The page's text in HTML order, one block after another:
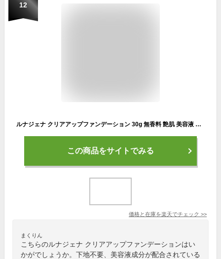
12
ルナジェナ クリアアップファンデーション 30g 無香料 艶肌 美容液 クリーム 下地不要 トーンアップ ファンデーション SPF50 PA+++ 1品7役（美容液 クリーム 紫外線カット 化粧下地 コントロールカラー ファンデーション コンシーラー）公式
この商品をサイトでみる
価格と在庫を楽天でチェック >>
まくりん
こちらのルナジェナ クリアアップファンデーションはい
かがでしょうか。下地不要、美容液成分が配合されている